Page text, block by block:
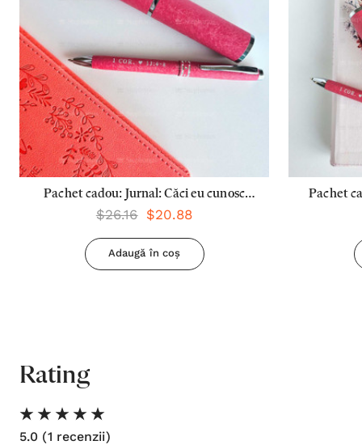
Pachet cadou: Jurnal: Căci eu cunosc
planurile + Pix: Dragostea este
răbdătoare
$26.16 $20.88
Adaugă în coș
Pachet
Rating
5.0 (1 recenzii)